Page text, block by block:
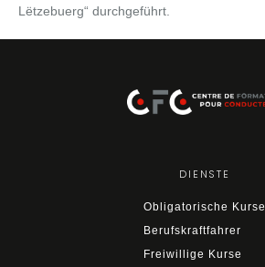
Lëtzebuerg“ durchgeführt.
DIENSTE
Obligatorische Kurse
Berufskraftfahrer
Freiwillige Kurse